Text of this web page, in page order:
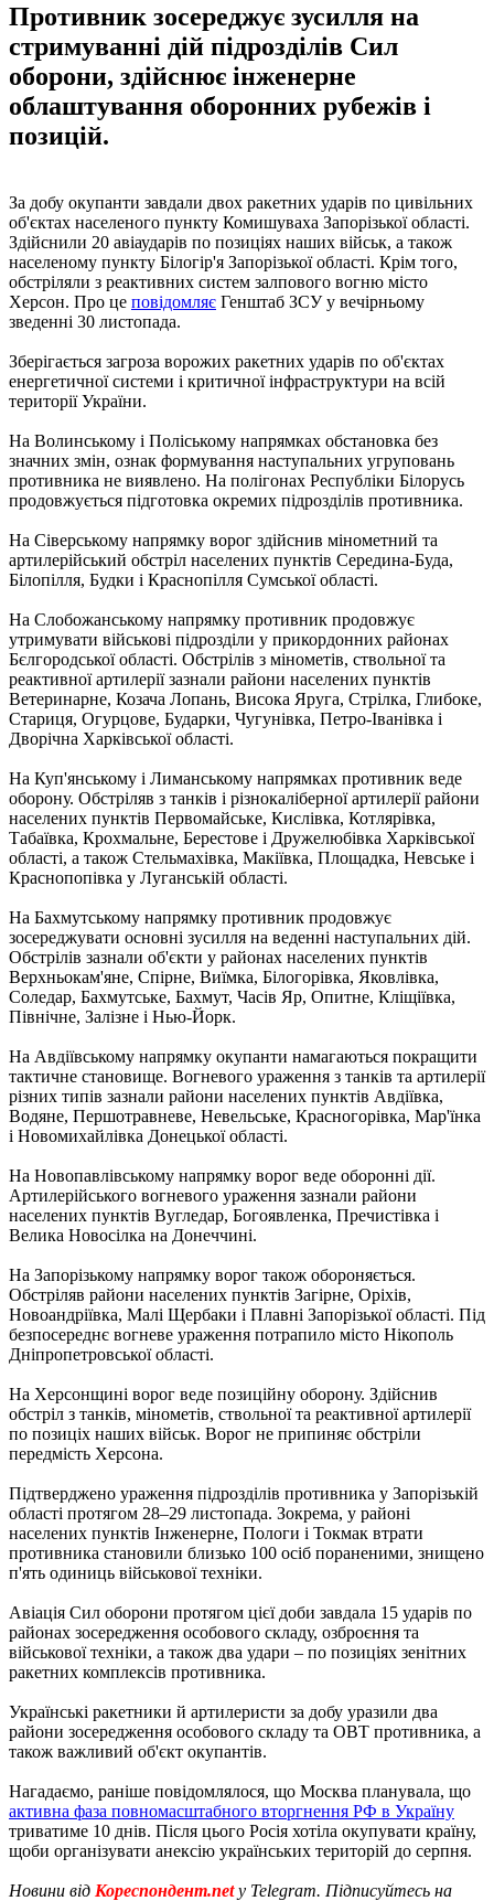
Противник зосереджує зусилля на
стримуванні дій підрозділів Сил
оборони, здійснює інженерне
облаштування оборонних рубежів і
позицій.
За добу окупанти завдали двох ракетних ударів по цивільних
об'єктах населеного пункту Комишуваха Запорізької області.
Здійснили 20 авіаударів по позиціях наших військ, а також
населеному пункту Білогір'я Запорізької області. Крім того,
обстріляли з реактивних систем залпового вогню місто
Херсон. Про це повідомляє Генштаб ЗСУ у вечірньому
зведенні 30 листопада.
Зберігається загроза ворожих ракетних ударів по об'єктах
енергетичної системи і критичної інфраструктури на всій
території України.
На Волинському і Поліському напрямках обстановка без
значних змін, ознак формування наступальних угруповань
противника не виявлено. На полігонах Республіки Білорусь
продовжується підготовка окремих підрозділів противника.
На Сіверському напрямку ворог здійснив мінометний та
артилерійський обстріл населених пунктів Середина-Буда,
Білопілля, Будки і Краснопілля Сумської області.
На Слобожанському напрямку противник продовжує
утримувати військові підрозділи у прикордонних районах
Бєлгородської області. Обстрілів з мінометів, ствольної та
реактивної артилерії зазнали райони населених пунктів
Ветеринарне, Козача Лопань, Висока Яруга, Стрілка, Глибоке,
Стариця, Огурцове, Бударки, Чугунівка, Петро-Іванівка і
Дворічна Харківської області.
На Куп'янському і Лиманському напрямках противник веде
оборону. Обстріляв з танків і різнокаліберної артилерії райони
населених пунктів Первомайське, Кислівка, Котлярівка,
Табаївка, Крохмальне, Берестове і Дружелюбівка Харківської
області, а також Стельмахівка, Макіївка, Площадка, Невське і
Краснопопівка у Луганській області.
На Бахмутському напрямку противник продовжує
зосереджувати основні зусилля на веденні наступальних дій.
Обстрілів зазнали об'єкти у районах населених пунктів
Верхньокам'яне, Спірне, Виїмка, Білогорівка, Яковлівка,
Соледар, Бахмутське, Бахмут, Часів Яр, Опитне, Кліщіївка,
Північне, Залізне і Нью-Йорк.
На Авдіївському напрямку окупанти намагаються покращити
тактичне становище. Вогневого ураження з танків та артилерії
різних типів зазнали райони населених пунктів Авдіївка,
Водяне, Першотравневе, Невельське, Красногорівка, Мар'їнка
і Новомихайлівка Донецької області.
На Новопавлівському напрямку ворог веде оборонні дії.
Артилерійського вогневого ураження зазнали райони
населених пунктів Вугледар, Богоявленка, Пречистівка і
Велика Новосілка на Донеччині.
На Запорізькому напрямку ворог також обороняється.
Обстріляв райони населених пунктів Загірне, Оріхів,
Новоандріївка, Малі Щербаки і Плавні Запорізької області. Під
безпосереднє вогневе ураження потрапило місто Нікополь
Дніпропетровської області.
На Херсонщині ворог веде позиційну оборону. Здійснив
обстріл з танків, мінометів, ствольної та реактивної артилерії
по позиціх наших військ. Ворог не припиняє обстріли
передмість Херсона.
Підтверджено ураження підрозділів противника у Запорізькій
області протягом 28–29 листопада. Зокрема, у районі
населених пунктів Інженерне, Пологи і Токмак втрати
противника становили близько 100 осіб пораненими, знищено
п'ять одиниць військової техніки.
Авіація Сил оборони протягом цієї доби завдала 15 ударів по
районах зосередження особового складу, озброєння та
військової техніки, а також два удари – по позиціях зенітних
ракетних комплексів противника.
Українські ракетники й артилеристи за добу уразили два
райони зосередження особового складу та ОВТ противника, а
також важливий об'єкт окупантів.
Нагадаємо, раніше повідомлялося, що Москва планувала, що
активна фаза повномасштабного вторгнення РФ в Україну
триватиме 10 днів. Після цього Росія хотіла окупувати країну,
щоби організувати анексію українських територій до серпня.
Новини від Кореспондент.netу Telegram. Підписуйтесь на